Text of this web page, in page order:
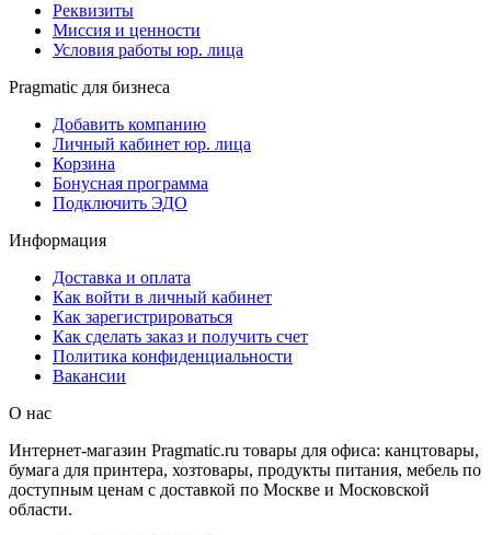
Реквизиты
Миссия и ценности
Условия работы юр. лица
Pragmatic для бизнеса
Добавить компанию
Личный кабинет юр. лица
Корзина
Бонусная программа
Подключить ЭДО
Информация
Доставка и оплата
Как войти в личный кабинет
Как зарегистрироваться
Как сделать заказ и получить счет
Политика конфиденциальности
Вакансии
О нас
Интернет-магазин Pragmatic.ru товары для офиса: канцтовары,
бумага для принтера, хозтовары, продукты питания, мебель по
доступным ценам с доставкой по Москве и Московской
области.